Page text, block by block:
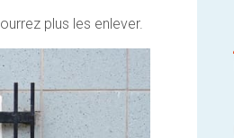
plus les enlever.